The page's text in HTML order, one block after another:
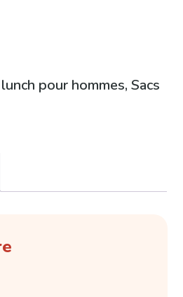
lunch pour hommes,Sacs